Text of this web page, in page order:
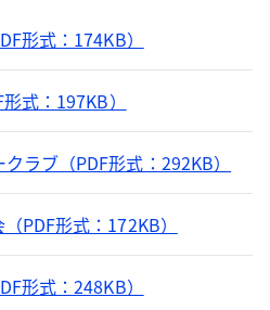
形式：174KB）
式：197KB）
ラブ（PDF形式：292KB）
PDF形式：172KB）
形式：248KB）